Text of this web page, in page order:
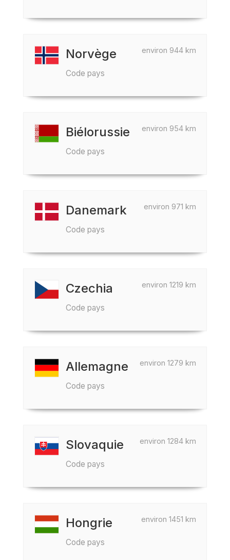
environ 944 km
Norvège
Code pays
environ 954 km
Biélorussie
Code pays
environ 971 km
Danemark
Code pays
environ 1219 km
Czechia
Code pays
environ 1279 km
Allemagne
Code pays
environ 1284 km
Slovaquie
Code pays
environ 1451 km
Hongrie
Code pays